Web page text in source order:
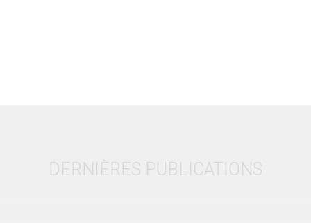
DERNIÈRES PUBLICATIONS